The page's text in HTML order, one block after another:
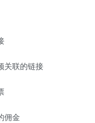
关联的链接
佣金